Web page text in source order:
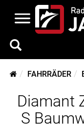
FAHRRÄDER
Diamant
S